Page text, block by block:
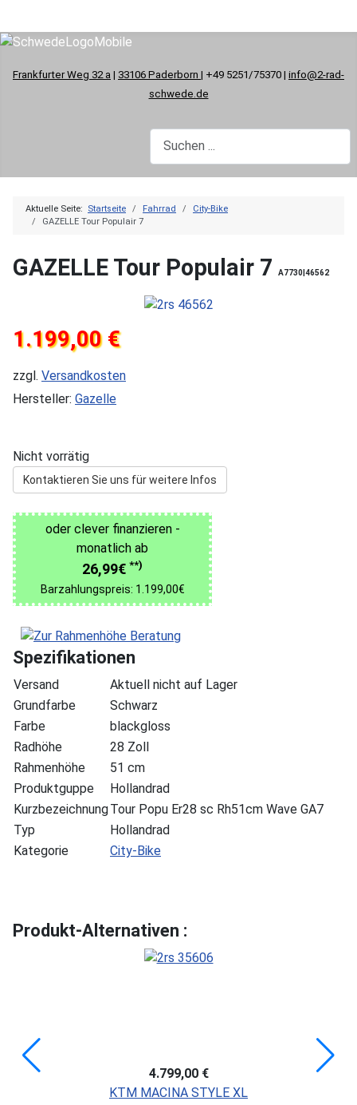
Frankfurter Weg 32 a | 33106 Paderborn | +49 5251/75370 | info@2-rad-
schwede.de
Aktuelle Seite: Startseite Fahrrad
City-Bike
GAZELLE Tour Populair 7
GAZELLE Tour Populair 7 A7730|46562
1.199,00 €
zzgl. Versandkosten
Hersteller: Gazelle
Nicht vorrätig
Kontaktieren Sie uns für weitere Infos
oder clever finanzieren -
monatlich ab
26,99€ **)
Barzahlungspreis: 1.199,00€
Spezifikationen
Versand
Aktuell nicht auf Lager
Grundfarbe
Schwarz
Farbe
blackgloss
Radhöhe
28 Zoll
Rahmenhöhe
51 cm
Produktguppe
Hollandrad
KurzbezeichnungTour Popu Er28 sc Rh51cm Wave GA7
Typ
Hollandrad
Kategorie
City-Bike
Produkt-Alternativen :
4.799,00 €
KTM MACINA STYLE XL